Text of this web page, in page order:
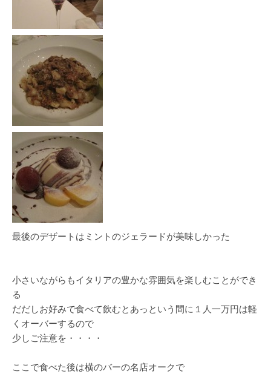
最後のデザートはミントのジェラードが美味しかった
小さいながらもイタリアの豊かな雰囲気を楽しむことができ
る
だだしお好みで食べて飲むとあっという間に１人一万円は軽
くオーバーするので
少しご注意を・・・・
ここで食べた後は横のバーの名店オークで